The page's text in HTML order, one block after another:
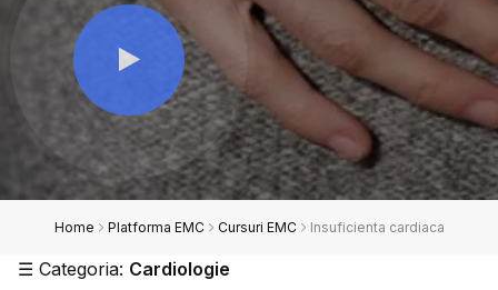
Home Platforma EMC Cursuri EMC Insuficienta cardiaca
☰ Categoria: Cardiologie